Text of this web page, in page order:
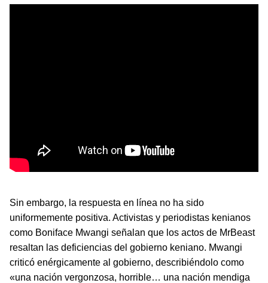
Sin embargo, la respuesta en línea no ha sido
uniformemente positiva. Activistas y periodistas kenianos
como Boniface Mwangi señalan que los actos de MrBeast
resaltan las deficiencias del gobierno keniano. Mwangi
criticó enérgicamente al gobierno, describiéndolo como
«una nación vergonzosa, horrible… una nación mendiga